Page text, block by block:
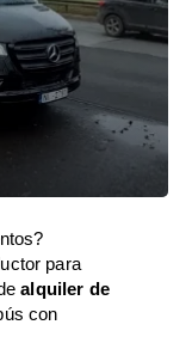
para
alquiler de
con